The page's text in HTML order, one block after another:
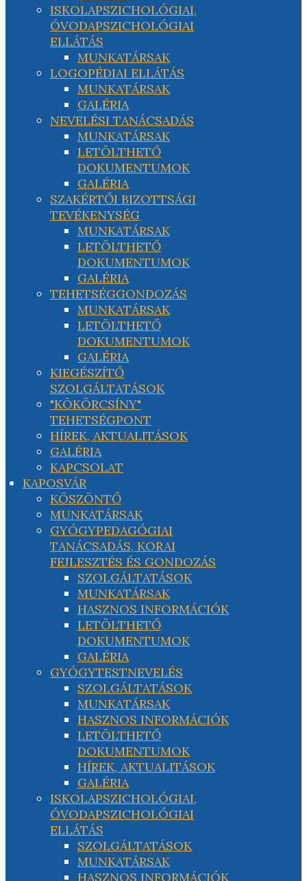
ISKOLAPSZICHOLÓGIAI,
ÓVODAPSZICHOLÓGIAI
ELLÁTÁS
MUNKATÁRSAK
LOGOPÉDIAI ELLÁTÁS
MUNKATÁRSAK
GALÉRIA
NEVELÉSI TANÁCSADÁS
MUNKATÁRSAK
LETÖLTHETŐ
DOKUMENTUMOK
GALÉRIA
SZAKÉRTŐI BIZOTTSÁGI
TEVÉKENYSÉG
MUNKATÁRSAK
LETÖLTHETŐ
DOKUMENTUMOK
GALÉRIA
TEHETSÉGGONDOZÁS
MUNKATÁRSAK
LETÖLTHETŐ
DOKUMENTUMOK
GALÉRIA
KIEGÉSZÍTŐ
SZOLGÁLTATÁSOK
"KÖKÖRCSÍNY"
TEHETSÉGPONT
HÍREK, AKTUALITÁSOK
GALÉRIA
KAPCSOLAT
KAPOSVÁR
KÖSZÖNTŐ
MUNKATÁRSAK
GYÓGYPEDAGÓGIAI
TANÁCSADÁS, KORAI
FEJLESZTÉS ÉS GONDOZÁS
SZOLGÁLTATÁSOK
MUNKATÁRSAK
HASZNOS INFORMÁCIÓK
LETÖLTHETŐ
DOKUMENTUMOK
GALÉRIA
GYÓGYTESTNEVELÉS
SZOLGÁLTATÁSOK
MUNKATÁRSAK
HASZNOS INFORMÁCIÓK
LETÖLTHETŐ
DOKUMENTUMOK
HÍREK, AKTUALITÁSOK
GALÉRIA
ISKOLAPSZICHOLÓGIAI,
ÓVODAPSZICHOLÓGIAI
ELLÁTÁS
SZOLGÁLTATÁSOK
MUNKATÁRSAK
HASZNOS INFORMÁCIÓK